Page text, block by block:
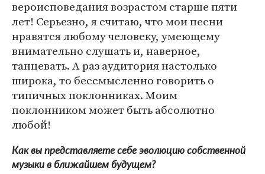
вероисповедания возрастом старше пяти
лет! Серьезно, я считаю, что мои песни
нравятся любому человеку, умеющему
внимательно слушать и, наверное,
танцевать. А раз аудитория настолько
широка, то бессмысленно говорить о
типичных поклонниках. Моим
поклонником может быть абсолютно
любой!
Как вы представляете себе эволюцию собственной
музыки в ближайшем будущем?